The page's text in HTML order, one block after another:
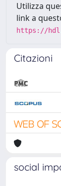
Utilizza
link a
https://
Citazioni
social